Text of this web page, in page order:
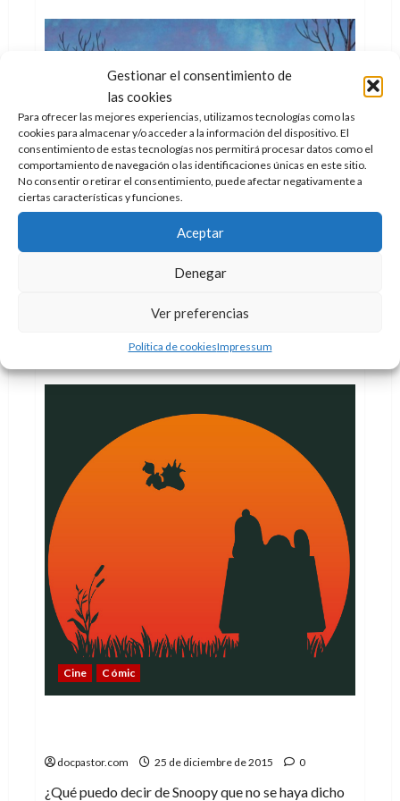
Gestionar el consentimiento de
las cookies
Para ofrecer las mejores experiencias, utilizamos tecnologías como las
cookies para almacenar y/o acceder a la información del dispositivo. El
consentimiento de estas tecnologías nos permitirá procesar datos como el
comportamiento de navegación o las identificaciones únicas en este sitio.
No consentir o retirar el consentimiento, puede afectar negativamente a
ciertas características y funciones.
Aceptar
Denegar
Ver preferencias
Política de cookiesImpressum
a
los
de
Charlie
Brown
Cine Cómic
Los hermanos de Snoopy
Doc Pastor 25 de diciembre de 2015 0
Sí, Snoopy tiene hermanos, ¿o acaso conocéis
alguna camada con solo un miembro?
Leer
más
acerca
de
Snoopy
Cine Cómic
docpastor.com 25 de diciembre de 2015 0
¿Qué puedo decir de Snoopy que no se haya dicho